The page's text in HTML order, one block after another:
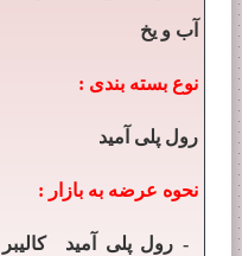
آب و یخ
نوع بسته بندی :
رول پلی آمید
نحوه عرضه به بازار :